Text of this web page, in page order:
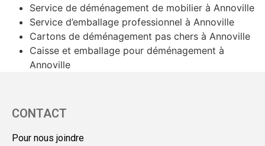
Service de déménagement de mobilier à Annoville
Service d’emballage professionnel à Annoville
Cartons de déménagement pas chers à Annoville
Caisse et emballage pour déménagement à
Annoville
CONTACT
Pour nous joindre